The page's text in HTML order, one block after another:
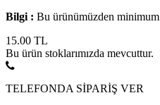
Bilgi : Bu ürünümüzden minimum
15.00 TL
Bu ürün stoklarımızda mevcuttur.
TELEFONDA SİPARİŞ VER